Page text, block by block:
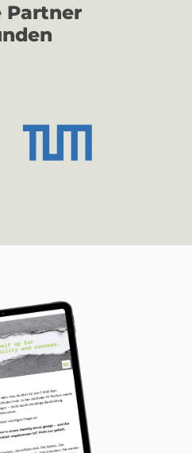
Partner